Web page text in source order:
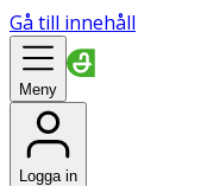
Gå till innehåll
Meny
Logga in